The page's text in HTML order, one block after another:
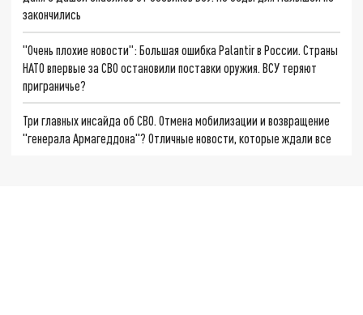
закончились
"Очень плохие новости": Большая ошибка Palantir в России. Страны
НАТО впервые за СВО остановили поставки оружия. ВСУ теряют
приграничье?
Три главных инсайда об СВО. Отмена мобилизации и возвращение
"генерала Армагеддона"? Отличные новости, которые ждали все